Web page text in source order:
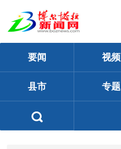
要闻 视频
县市 专题